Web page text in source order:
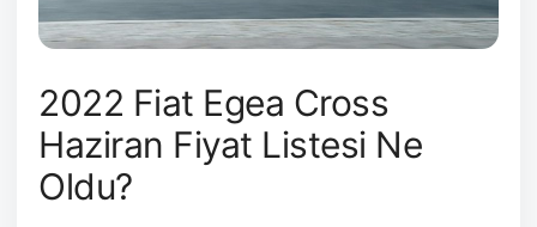
2022 Fiat Egea Cross
Haziran Fiyat Listesi Ne
Oldu?